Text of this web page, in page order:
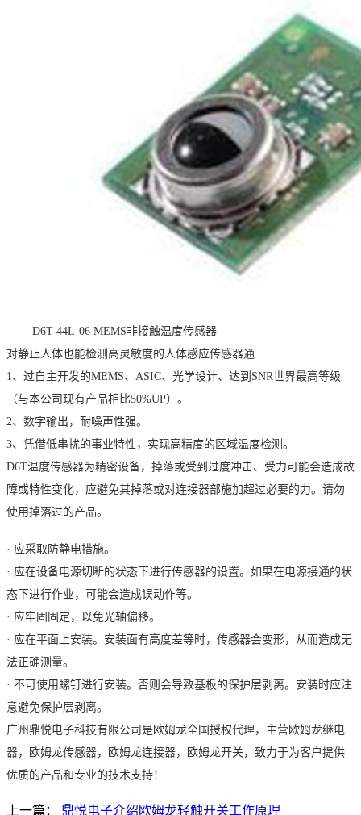
D6T-44L-06 MEMS非接触温度传感器
对静止人体也能检测高灵敏度的人体感应传感器通
1、过自主开发的MEMS、ASIC、光学设计、达到SNR世界最高等级
（与本公司现有产品相比50%UP）。
2、数字输出，耐噪声性强。
3、凭借低串扰的事业特性，实现高精度的区域温度检测。
D6T温度传感器为精密设备，掉落或受到过度冲击、受力可能会造成故
障或特性变化，应避免其掉落或对连接器部施加超过必要的力。请勿
使用掉落过的产品。
· 应采取防静电措施。
· 应在设备电源切断的状态下进行传感器的设置。如果在电源接通的状
态下进行作业，可能会造成误动作等。
· 应牢固固定，以免光轴偏移。
· 应在平面上安装。安装面有高度差等时，传感器会变形，从而造成无
法正确测量。
· 不可使用螺钉进行安装。否则会导致基板的保护层剥离。安装时应注
意避免保护层剥离。
广州鼎悦电子科技有限公司是欧姆龙全国授权代理，主营欧姆龙继电
器，欧姆龙传感器，欧姆龙连接器，欧姆龙开关， 致力于为客户提供
优质的产品和专业的技术支持！
上一篇： 鼎悦电子介绍欧姆龙轻触开关工作原理